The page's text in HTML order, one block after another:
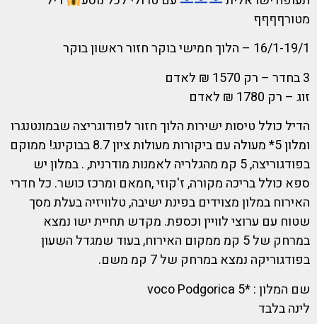
מטורףףףף
16/1-19/1 – הלוך חמישי בוקר חזור ראשון בוקר
3 בחדר – רק 1570 ₪ לאדם
זוג – רק 1780 ₪ לאדם
הדיל כולל טיסות ישירות הלוך חזור לפודוגריצה שבמונטנגרו
ומלון 5* מעולה עם ביקורות מעולות ציון 8.7 בבוקינג! ממוקם
בפודגוריצה, 5 קמ מהגלריה לאמנות מודרנית, . במלון יש
ספא כולל בריכה מקורה, ז'קוזי ,חמאם ומרכז כושר. כל חדרי
האירוח במלון מצוידים בפינת ישיבה, טלוויזיה בעלת מסך
שטוח עם ערוצי לוויין וכספת. מקדש תחיית ישו נמצא
במרחק של 5 קמ ממקום האירוח, בעוד שמגדל השעון
בפודגוריקה נמצא במרחק של 7 קמ משם.
שם המלון : *5 voco Podgorica
לינה בלבד